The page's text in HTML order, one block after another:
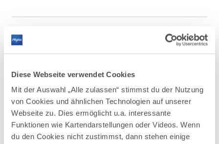
Diese Webseite verwendet Cookies
Mit der Auswahl „Alle zulassen“ stimmst du der Nutzung
von Cookies und ähnlichen Technologien auf unserer
Webseite zu. Dies ermöglicht u.a. interessante
Funktionen wie Kartendarstellungen oder Videos. Wenn
du den Cookies nicht zustimmst, dann stehen einige
WANDERTOUR
3
probieren
©
Diese schöne Wanderung führt uns durch den
Stadtwald zum Käserei-Museum in Gospoldshofen und
über das kleinere Herrgottsried zurück nach Bad
Wurzach.
15,5 km 5:00 h